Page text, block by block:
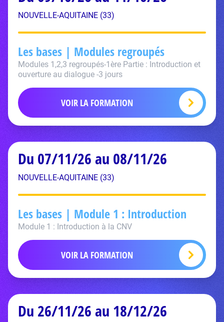
NOUVELLE-AQUITAINE (33)
Les bases | Modules regroupés
Modules 1,2,3 regroupés-1ère Partie : Introduction et
ouverture au dialogue -3 jours
VOIR LA FORMATION
Du 07/11/26 au 08/11/26
NOUVELLE-AQUITAINE (33)
Les bases | Module 1 : Introduction
Module 1 : Introduction à la CNV
VOIR LA FORMATION
Du 26/11/26 au 18/12/26